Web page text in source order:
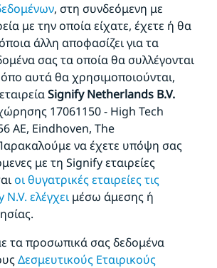
, στη συνδεόμενη με
με την οποία είχατε, έχετε ή θα
άλλη αποφασίζει για τα
σας τα οποία θα συλλέγονται
αυτά θα χρησιμοποιούνται,
Signify Netherlands B.V.
17061150 - High Tech
AE, Eindhoven, The
να έχετε υπόψη σας
με τη Signify εταιρείες
οι θυγατρικές εταιρείες τις
ελέγχειμέσω άμεσης ή
τα προσωπικά σας δεδομένα
Δεσμευτικούς Εταιρικούς